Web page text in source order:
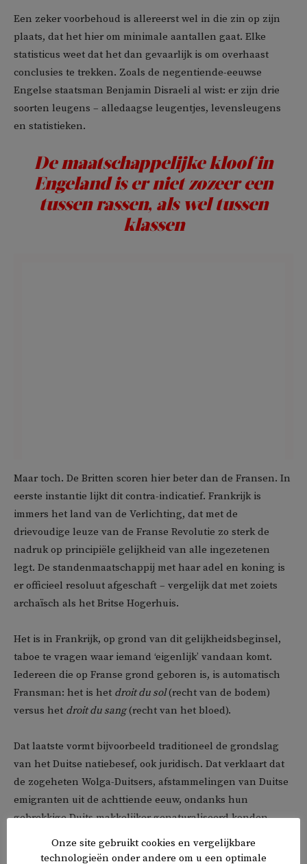
Een zeker voorbehoud is allereerst wel in die zin op zijn
plaats, dat het hier om minimale aantallen gaat. Elke
statisticus weet dat het dan gevaarlijk is om overhaast
conclusies te trekken. Zoals de negentiende-eeuwse
Engelse staatsman Benjamin Disraeli al wist: er zijn drie
soorten leugens – alledaagse leugentjes, levensleugens
en statistieken.
De maatschappelijke kloof in
Engeland is er niet zozeer een
tussen rassen, als wel tussen
klassen
Maar toch. De Britten scoren hier beter dan de Fransen. In
eerste instantie lijkt dit contra-indicatief. Frankrijk is
immers het land van de Verlichting, dat met de
drievoudige leuze van de Franse Revolutie zo sterk de
nadruk op principiële gelijkheid van alle ingezetenen
legt. De standenmaatschappij met haar adel en koning is
er officieel resoluut afgeschaft – vergelijk dat met zoiets
archaïsch als het Britse Hogerhuis.
Het is in Frankrijk, op grond van dit gelijkheidsbeginsel,
taboe te vragen waar iemand ‘eigenlijk’ vandaan komt.
Iedereen die op Franse grond geboren is, is automatisch
Fransman: het is het droit du sol(recht van de bodem)
versus het droit du sang(recht van het bloed).
Dat laatste vormt bijvoorbeeld traditioneel de grondslag
van het Duitse natiebesef, ook juridisch. Dat verklaart dat
de zogeheten Wolga-Duitsers, afstammelingen van Duitse
emigranten uit de achttiende eeuw, ondanks hun
gebrekkige Duits makkelijker genaturaliseerd konden
worden dan de nazaten van Turken die in Duitsland
waren opgegroeid.
Onze site gebruikt cookies en vergelijkbare
technologieën onder andere om u een optimale